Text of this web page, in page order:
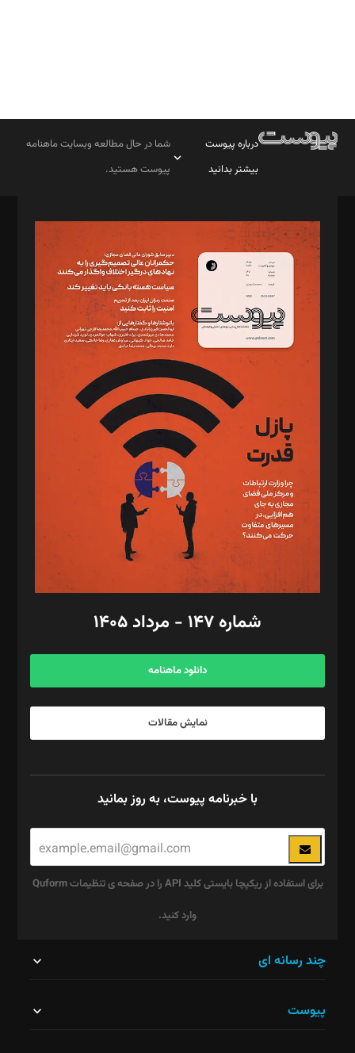
درباره پیوست
بیشتر بدانید
شما در حال مطالعه وبسایت ماهنامه
پیوست هستید.
مدیر مسئول: محمدباقر اثنی‌عشری
سردبیر: مهرک محمودی
دبیر تحریریه: میثم قاسمی
د‌بیر ناداستان: سمانه سمیع
د‌بیر خدمت و تجارت: ابوالفضل رجبی
د‌بیر حقوق فناوری: حسام‌الدین ایپکچی
د‌بیر پیوست جهان: مینا پاکدل
د‌بیر تحریریه آنلاین: بابک نقاش
تحریریه‌: مجتبی محمود‌ی، آرش برهمند، یسنا امان‌پور، سروش کرمیان،
مصطفی مسجدی آرانی، ابوالفضل رجبی، زهرا فکرانه، فائزه فتحی
رستمی،مصطفی باستان
ویرایش: نگار استاد‌‌آقا
طراح یونیفرم: مجید توکلی
فیلمبرداری و عکاسی: امیر شفیعی، مانی لطفی زاده
گرافیک و صفحه‌آرایی: سید‌سبحان‌علی ثابت
مد‌یر توسعه تجاری: کامبیز برید‌
امور مالی: شاپور رهبری، محمد‌ کاظمی‌نیا
آگهی و مشترکین: ۰۹۱۹۹۹۹۰۴۵۴
شماره ۱۴۷ - مرداد ۱۴۰۵
دانلود ماهنامه
نمایش مقالات
با خبرنامه پیوست، به روز بمانید
برای استفاده از ریکپچا بایستی کلید API را در صفحه ی تنظیمات Quform
وارد کنید.
نباید
چند رسانه ای
پیوست